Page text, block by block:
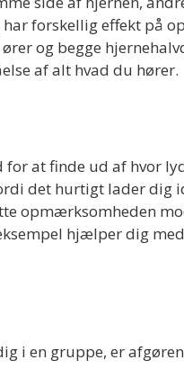
forskellig effekt på
og begge
af alt hvad du hører.
at finde ud af hvor
det hurtigt lader dig
opmærksomheden
hjælper dig
i en gruppe, er